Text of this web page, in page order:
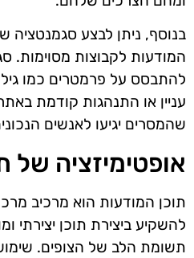
בנוסף, ניתן לבצע
המודעות לקבוצות מסוימות.
להתבסס על פרמטרים כמו גיל,
עניין או התנהגות קודמת
שהמסרים יגיעו לאנשים
אופטימיזציה של
תוכן המודעות הוא מרכיב
להשקיע ביצירת תוכן יצירתי
תשומת הלב של הצופים.